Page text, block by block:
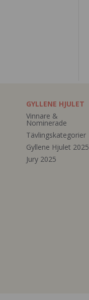
GYLLENE HJULET
Vinnare &
Nominerade
Tävlingskategorier
Gyllene Hjulet 2025
Jury 2025